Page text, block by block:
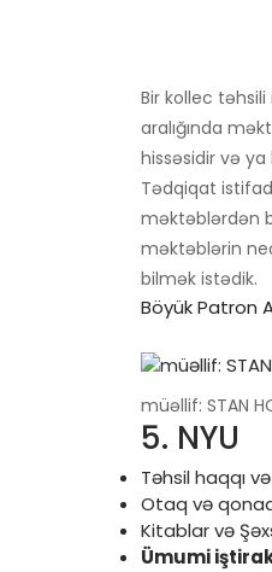
Bir kollec
aralığında
hissəsidir və
Tədqiqat
məktəblərdən
məktəblərin
bilmək istədik.
Böyük Patron
müəllif: STAN
5. NYU
Təhsil haqqı
Otaq və
Kitablar və
Ümumi